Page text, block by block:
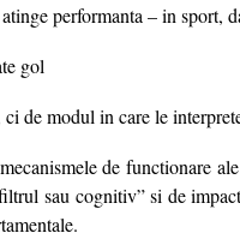
performanta – in sport,
gol
de modul in care le
de functionare
sau cognitiv” si de